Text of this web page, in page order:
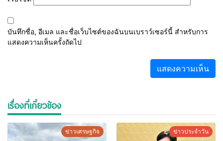
บันทึกชื่อ, อีเมล และชื่อเว็บไซต์ของฉันบนเบราว์เซอร์นี้ สำหรับการ
แสดงความเห็นครั้งถัดไป
เรื่องที่เกี่ยวข้อง
ข่าวเศรษฐกิจ ข่าวประจำวัน